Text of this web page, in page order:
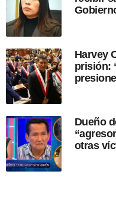
i
Harvey
prisión:
Dueño
otras